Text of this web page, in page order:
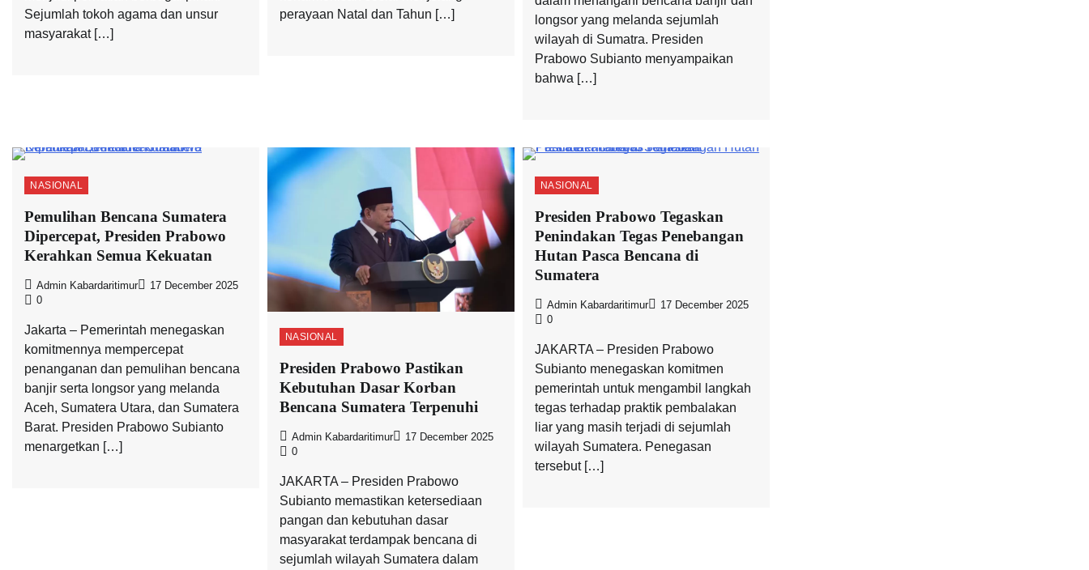
Sejumlah tokoh agama dan unsur
masyarakat […]
perayaan Natal dan Tahun […]
longsor yang melanda sejumlah
wilayah di Sumatra. Presiden
Prabowo Subianto menyampaikan
bahwa […]
NASIONAL
Pemulihan Bencana Sumatera
Dipercepat, Presiden Prabowo
Kerahkan Semua Kekuatan
Admin Kabardaritimur
17 December 2025
0
Jakarta – Pemerintah menegaskan
komitmennya mempercepat
penanganan dan pemulihan bencana
banjir serta longsor yang melanda
Aceh, Sumatera Utara, dan Sumatera
Barat. Presiden Prabowo Subianto
menargetkan […]
NASIONAL
Presiden Prabowo Pastikan
Kebutuhan Dasar Korban
Bencana Sumatera Terpenuhi
Admin Kabardaritimur
17 December 2025
0
JAKARTA – Presiden Prabowo
Subianto memastikan ketersediaan
pangan dan kebutuhan dasar
masyarakat terdampak bencana di
sejumlah wilayah Sumatera dalam
NASIONAL
Presiden Prabowo Tegaskan
Penindakan Tegas Penebangan
Hutan Pasca Bencana di
Sumatera
Admin Kabardaritimur
17 December 2025
0
JAKARTA – Presiden Prabowo
Subianto menegaskan komitmen
pemerintah untuk mengambil langkah
tegas terhadap praktik pembalakan
liar yang masih terjadi di sejumlah
wilayah Sumatera. Penegasan
tersebut […]